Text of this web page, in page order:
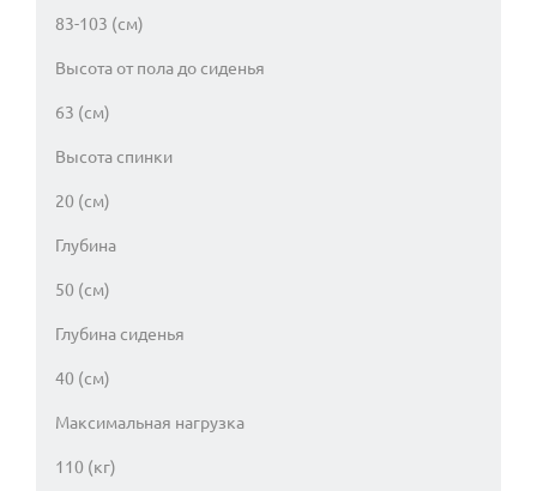
83-103 (см)
Высота от пола до сиденья
63 (см)
Высота спинки
20 (см)
Глубина
50 (см)
Глубина сиденья
40 (см)
Максимальная нагрузка
110 (кг)